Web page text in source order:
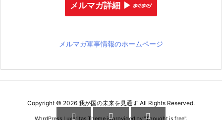
メルマガ詳細 ▶︎
メルマガ軍事情報のホームページ
Copyright © 2026 我が国の未来を見通す All Rights Reserved.
WordPress Luxeritas Theme is provided by "Thought is free".
  